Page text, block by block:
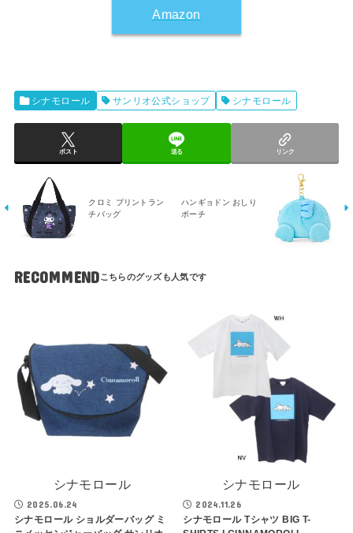
Amazon
シナモロール サンリオ公式ショップ シナモロール
ポスト 送る リンク
クロミ プリントラン
チバッグ
ハンギョドン おしり
ポーチ
RECOMMEND
シナモロール
2025.06.24
シナモロール ショルダーバッグ ミ
シナモロール
2024.11.26
シナモロール Tシャツ BIG T-